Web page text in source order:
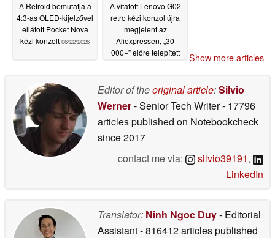
A Retroid bemutatja a
4:3-as OLED-kijelzővel
ellátott Pocket Nova
kézi konzolt 06/22/2026
A vitatott Lenovo G02
retro kézi konzol újra
megjelent az
Aliexpressen, „30
000+” előre telepített
Show more articles
Editor of theoriginal article:Silvio
Werner- Senior Tech Writer- 17796
articles published on Notebookcheck
since 2017
contact me via:
silvio39191,
LinkedIn
Translator: Ninh Ngoc Duy- Editorial
Assistant- 816412 articles published